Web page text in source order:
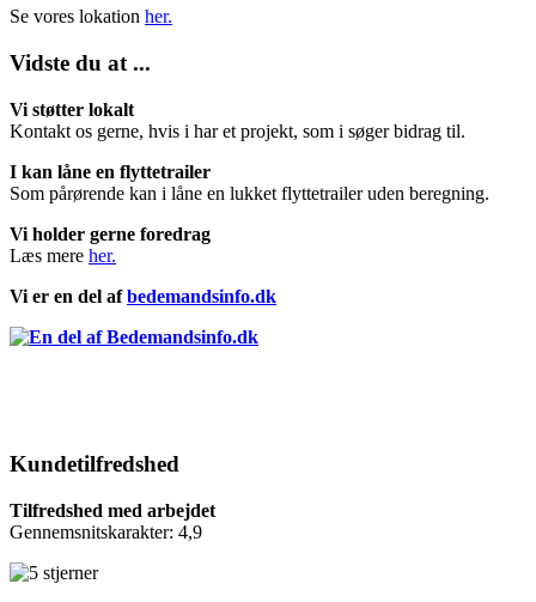
Se vores lokation her.
Vidste du at ...
Vi støtter lokalt
Kontakt os gerne, hvis i har et projekt, som i søger bidrag til.
I kan låne en flyttetrailer
Som pårørende kan i låne en lukket flyttetrailer uden beregning.
Vi holder gerne foredrag
Læs mere her.
Vi er en del afbedemandsinfo.dk
Kundetilfredshed
Tilfredshed med arbejdet
Gennemsnitskarakter: 4,9